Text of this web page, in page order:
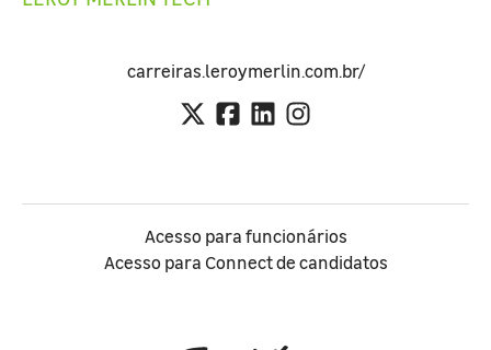
carreiras.leroymerlin.com.br/
Acesso para funcionários
Acesso para Connect de candidatos